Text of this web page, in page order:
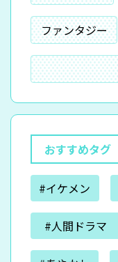
ファンタジー
おすすめタグ
#イケメン
#人間ドラマ